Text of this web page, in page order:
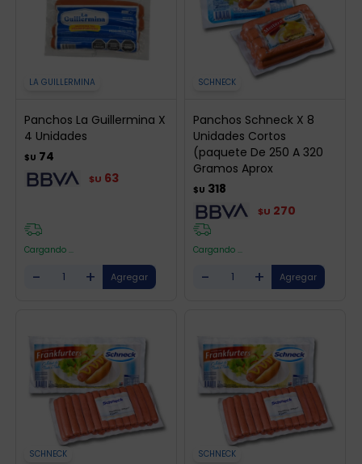
LA GUILLERMINA
Panchos La Guillermina X
4 Unidades
$U 74
$U 63
Cargando ...
- +
SCHNECK
Panchos Schneck X 8
Unidades Cortos
(paquete De 250 A 320
Gramos Aprox
$U 318
$U 270
Cargando ...
- +
SCHNECK SCHNECK